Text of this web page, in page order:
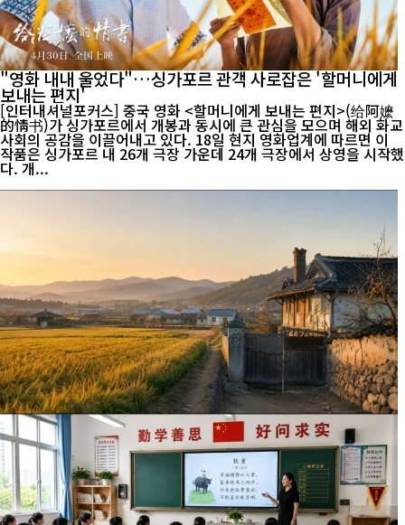
"영화 내내 울었다"…싱가포르 관객 사로잡은 '할머니에게
보내는 편지'
[인터내셔널포커스] 중국 영화 <할머니에게 보내는 편지>(给阿嬷
的情书)가 싱가포르에서 개봉과 동시에 큰 관심을 모으며 해외 화교
사회의 공감을 이끌어내고 있다. 18일 현지 영화업계에 따르면 이
작품은 싱가포르 내 26개 극장 가운데 24개 극장에서 상영을 시작했
다. 개...